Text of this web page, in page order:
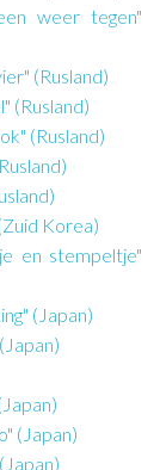
weer tegen"
(Rusland)
(Rusland)
(Rusland)
Korea)
en stempeltje"
(Japan)
(Japan)